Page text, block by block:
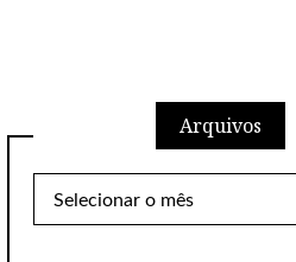
Arquivos
Arquivos